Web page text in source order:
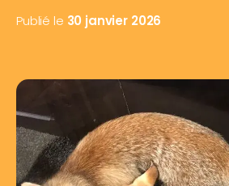
Publié le 30 janvier 2026